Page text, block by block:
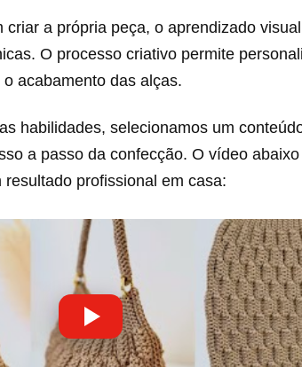
criar a própria peça, o aprendizado
O processo criativo permite
acabamento das alças.
habilidades, selecionamos um
a passo da confecção. O vídeo
profissional em casa: